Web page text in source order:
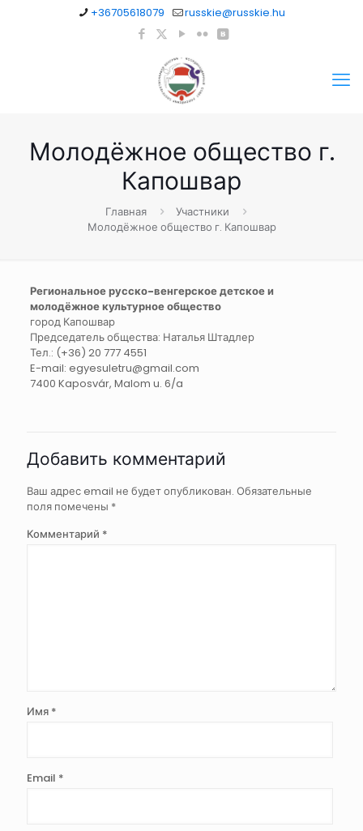
+36705618079 russkie@russkie.hu
Молодёжное общество г.
Капошвар
Главная
Участники
Молодёжное общество г. Капошвар
Региональное русско-венгерское детское и
молодёжное культурное общество
город Капошвар
Председатель общества: Наталья Штадлер
Тел.: (+36) 20 777 4551
E-mail: egyesuletru@gmail.com
7400 Kaposvár, Malom u. 6/a
Добавить комментарий
Ваш адрес email не будет опубликован. Обязательные
поля помечены *
Комментарий *
Имя *
Email *